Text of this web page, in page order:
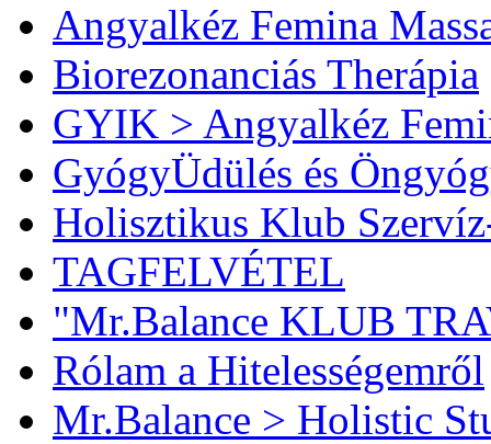
Angyalkéz Femina
Biorezonanciás Therápia
GYIK > Angyalkéz
GyógyÜdülés és
Holisztikus Klub
TAGFELVÉTEL
"Mr.Balance KLUB
Rólam a Hitelességemről
Mr.Balance > Holistic